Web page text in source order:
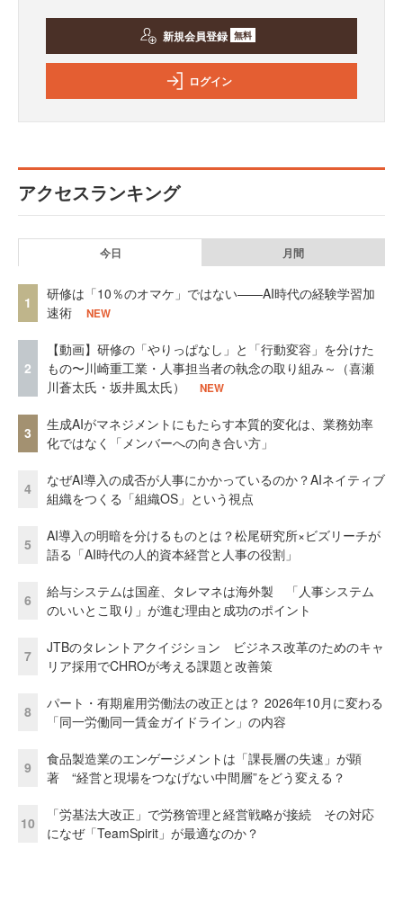
新規会員登録 無料
ログイン
アクセスランキング
今日 月間
1
研修は「10％のオマケ」ではない——AI時代の経験学習加
速術
NEW
2
【動画】研修の「やりっぱなし」と「行動変容」を分けた
もの〜川崎重工業・人事担当者の執念の取り組み～（喜瀬
川蒼太氏・坂井風太氏）
NEW
3
生成AIがマネジメントにもたらす本質的変化は、業務効率
化ではなく「メンバーへの向き合い方」
4
なぜAI導入の成否が人事にかかっているのか？AIネイティブ
組織をつくる「組織OS」という視点
5
AI導入の明暗を分けるものとは？松尾研究所×ビズリーチが
語る「AI時代の人的資本経営と人事の役割」
6
給与システムは国産、タレマネは海外製 「人事システム
のいいとこ取り」が進む理由と成功のポイント
7
JTBのタレントアクイジション ビジネス改革のためのキャ
リア採用でCHROが考える課題と改善策
8
パート・有期雇用労働法の改正とは？ 2026年10月に変わる
「同一労働同一賃金ガイドライン」の内容
9
食品製造業のエンゲージメントは「課長層の失速」が顕
著 “経営と現場をつなげない中間層”をどう変える？
10
「労基法大改正」で労務管理と経営戦略が接続 その対応
になぜ「TeamSpirit」が最適なのか？